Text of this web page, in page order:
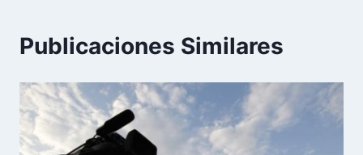
Publicaciones Similares